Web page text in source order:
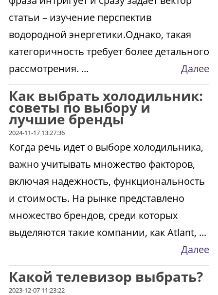
статьи – изучение перспектив
водородной энергетики.Однако, такая
категоричность требует более детального
рассмотрения. ...
Далее
Как выбрать холодильник:
советы по выбору и
лучшие бренды
2024-11-17 13:27:36
Когда речь идет о выборе холодильника,
важно учитывать множество факторов,
включая надежность, функциональность
и стоимость. На рынке представлено
множество брендов, среди которых
выделяются такие компании, как Atlant, ...
Далее
Какой телевизор выбрать?
2023-12-07 11:23:22